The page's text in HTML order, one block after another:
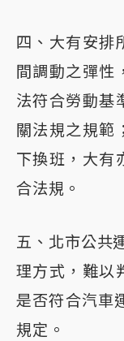
四、大有安排
間調動之彈性
法符合勞動基
關法規之規範
下換班，大有
合法規。
五、北市公共
理方式，難以
是否符合汽車
規定。